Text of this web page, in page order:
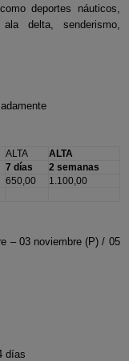
deportes náuticos,
delta, senderismo,
ALTA
ALTA
7 días
2 semanas
650,00 1.100,00
– 03 noviembre (P) / 05
días